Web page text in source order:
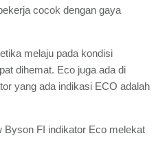
cocok dengan gaya
melaju pada kondisi
dihemat. Eco juga ada di
yang ada indikasi ECO adalah
Byson FI indikator Eco melekat